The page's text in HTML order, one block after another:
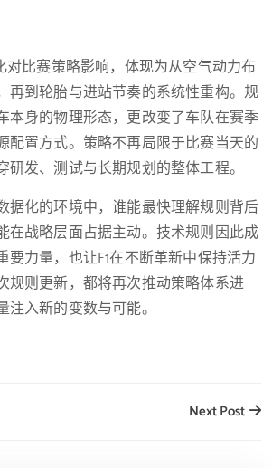
对比赛策略影响，体现为从空气动力布
再到轮胎与进站节奏的系统性重构。规
本身的物理形态，更改变了车队在赛季
配置方式。策略不再局限于比赛当天的
发、测试与长期规划的整体工程。
据化的环境中，谁能最快理解规则背后
在战略层面占据主动。技术规则因此成
要力量，也让F1在不断革新中保持活力
规则更新，都将再次推动策略体系进
入新的变数与可能。
Next Post